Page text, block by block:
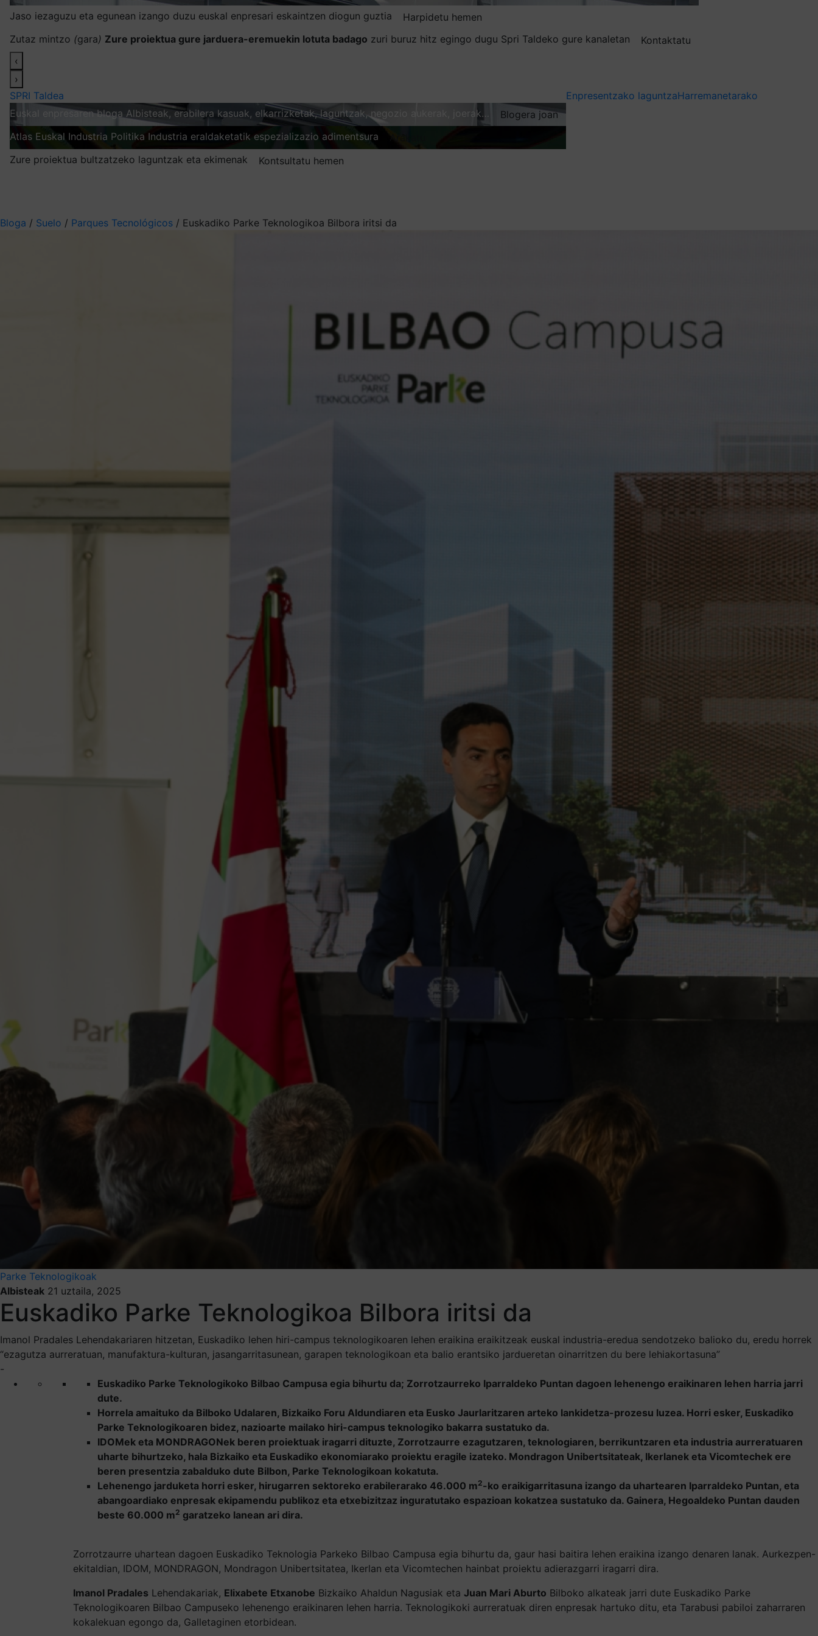
Jaso iezaguzu eta egunean izango duzu euskal enpresari eskaintzen diogun guztia
Harpidetu hemen
Zutaz mintzo (gara) Zure proiektua gure jarduera-eremuekin lotuta badago zuri buruz hitz egingo dugu Spri Taldeko gure kanaletan
Kontaktatu
‹
›
SPRI Taldea
Euskal enpresaren bloga Albisteak, erabilera kasuak, elkarrizketak, laguntzak, negozio aukerak, joerak…
Blogera joan
Atlas Euskal Industria Politika Industria eraldaketatik espezializazio adimentsura
Zure proiektua bultzatzeko laguntzak eta ekimenak
Kontsultatu hemen
Enpresentzako laguntzaHarremanetarako
Bloga / Suelo / Parques Tecnológicos / Euskadiko Parke Teknologikoa Bilbora iritsi da
Parke Teknologikoak
Albisteak 21 uztaila, 2025
Euskadiko Parke Teknologikoa Bilbora iritsi da
Imanol Pradales Lehendakariaren hitzetan, Euskadiko lehen hiri-campus teknologikoaren lehen eraikina eraikitzeak euskal industria-eredua sendotzeko balioko du, eredu horrek
“ezagutza aurreratuan, manufaktura-kulturan, jasangarritasunean, garapen teknologikoan eta balio erantsiko jardueretan oinarritzen du bere lehiakortasuna”
-
Euskadiko Parke Teknologikoko Bilbao Campusa egia bihurtu da; Zorrotzaurreko Iparraldeko Puntan dagoen lehenengo eraikinaren lehen harria jarri
dute.
Horrela amaituko da Bilboko Udalaren, Bizkaiko Foru Aldundiaren eta Eusko Jaurlaritzaren arteko lankidetza-prozesu luzea. Horri esker, Euskadiko
Parke Teknologikoaren bidez, nazioarte mailako hiri-campus teknologiko bakarra sustatuko da.
IDOMek eta MONDRAGONek beren proiektuak iragarri dituzte, Zorrotzaurre ezagutzaren, teknologiaren, berrikuntzaren eta industria aurreratuaren
uharte bihurtzeko, hala Bizkaiko eta Euskadiko ekonomiarako proiektu eragile izateko. Mondragon Unibertsitateak, Ikerlanek eta Vicomtechek ere
beren presentzia zabalduko dute Bilbon, Parke Teknologikoan kokatuta.
Lehenengo jarduketa horri esker, hirugarren sektoreko erabilerarako 46.000 m2-ko eraikigarritasuna izango da uhartearen Iparraldeko Puntan, eta
abangoardiako enpresak ekipamendu publikoz eta etxebizitzaz inguratutako espazioan kokatzea sustatuko da. Gainera, Hegoaldeko Puntan dauden
beste 60.000 m2 garatzeko lanean ari dira.
Zorrotzaurre uhartean dagoen Euskadiko Teknologia Parkeko Bilbao Campusa egia bihurtu da, gaur hasi baitira lehen eraikina izango denaren lanak. Aurkezpen-
ekitaldian, IDOM, MONDRAGON, Mondragon Unibertsitatea, Ikerlan eta Vicomtechen hainbat proiektu adierazgarri iragarri dira.
Imanol Pradales Lehendakariak, Elixabete Etxanobe Bizkaiko Ahaldun Nagusiak eta Juan Mari Aburto Bilboko alkateak jarri dute Euskadiko Parke
Teknologikoaren Bilbao Campuseko lehenengo eraikinaren lehen harria. Teknologikoki aurreratuak diren enpresak hartuko ditu, eta Tarabusi pabiloi zaharraren
kokalekuan egongo da, Galletaginen etorbidean.